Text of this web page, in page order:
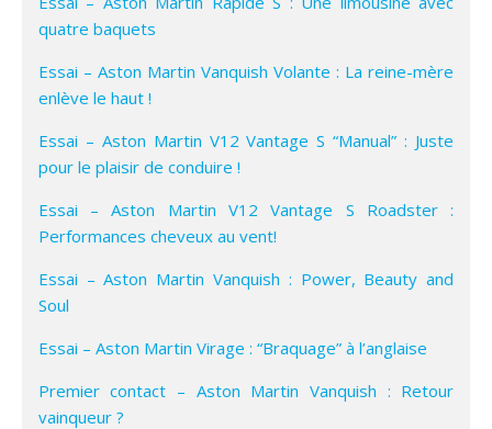
quatre baquets
Essai – Aston Martin Vanquish Volante : La reine-mère
enlève le haut !
Essai – Aston Martin V12 Vantage S “Manual” : Juste
pour le plaisir de conduire !
Essai – Aston Martin V12 Vantage S Roadster :
Performances cheveux au vent!
Essai – Aston Martin Vanquish : Power, Beauty and
Soul
Essai – Aston Martin Virage : “Braquage” à l’anglaise
Premier contact – Aston Martin Vanquish : Retour
vainqueur ?